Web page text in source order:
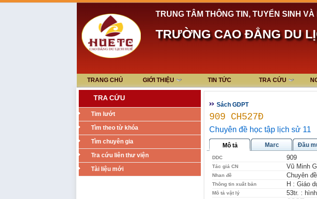
TRUNG TÂM THÔNG TIN, TUYỂN SINH
TRƯỜNG CAO ĐẲNG DU
TRANG CHỦ GIỚI THIỆU TIN TỨC TRA CỨU
TRA CỨU
Tim lướt
Tìm theo từ khóa
Tìm chuyên gia
Tra cứu liên thư viện
Tài liệu mới
Sách GDPT
909 CH527Đ
Chuyên đề học tập lịch sử 11
Mô tả Marc Đầu
DDC 909
Tác giả CN Vũ Minh
Nhan đề Chuyên
Thông tin xuất bản H : Giáo
Mô tả vật lý 53tr. :